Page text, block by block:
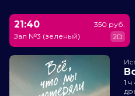
21:40
Зал №3 (зеленый)
350 руб.
2D
1